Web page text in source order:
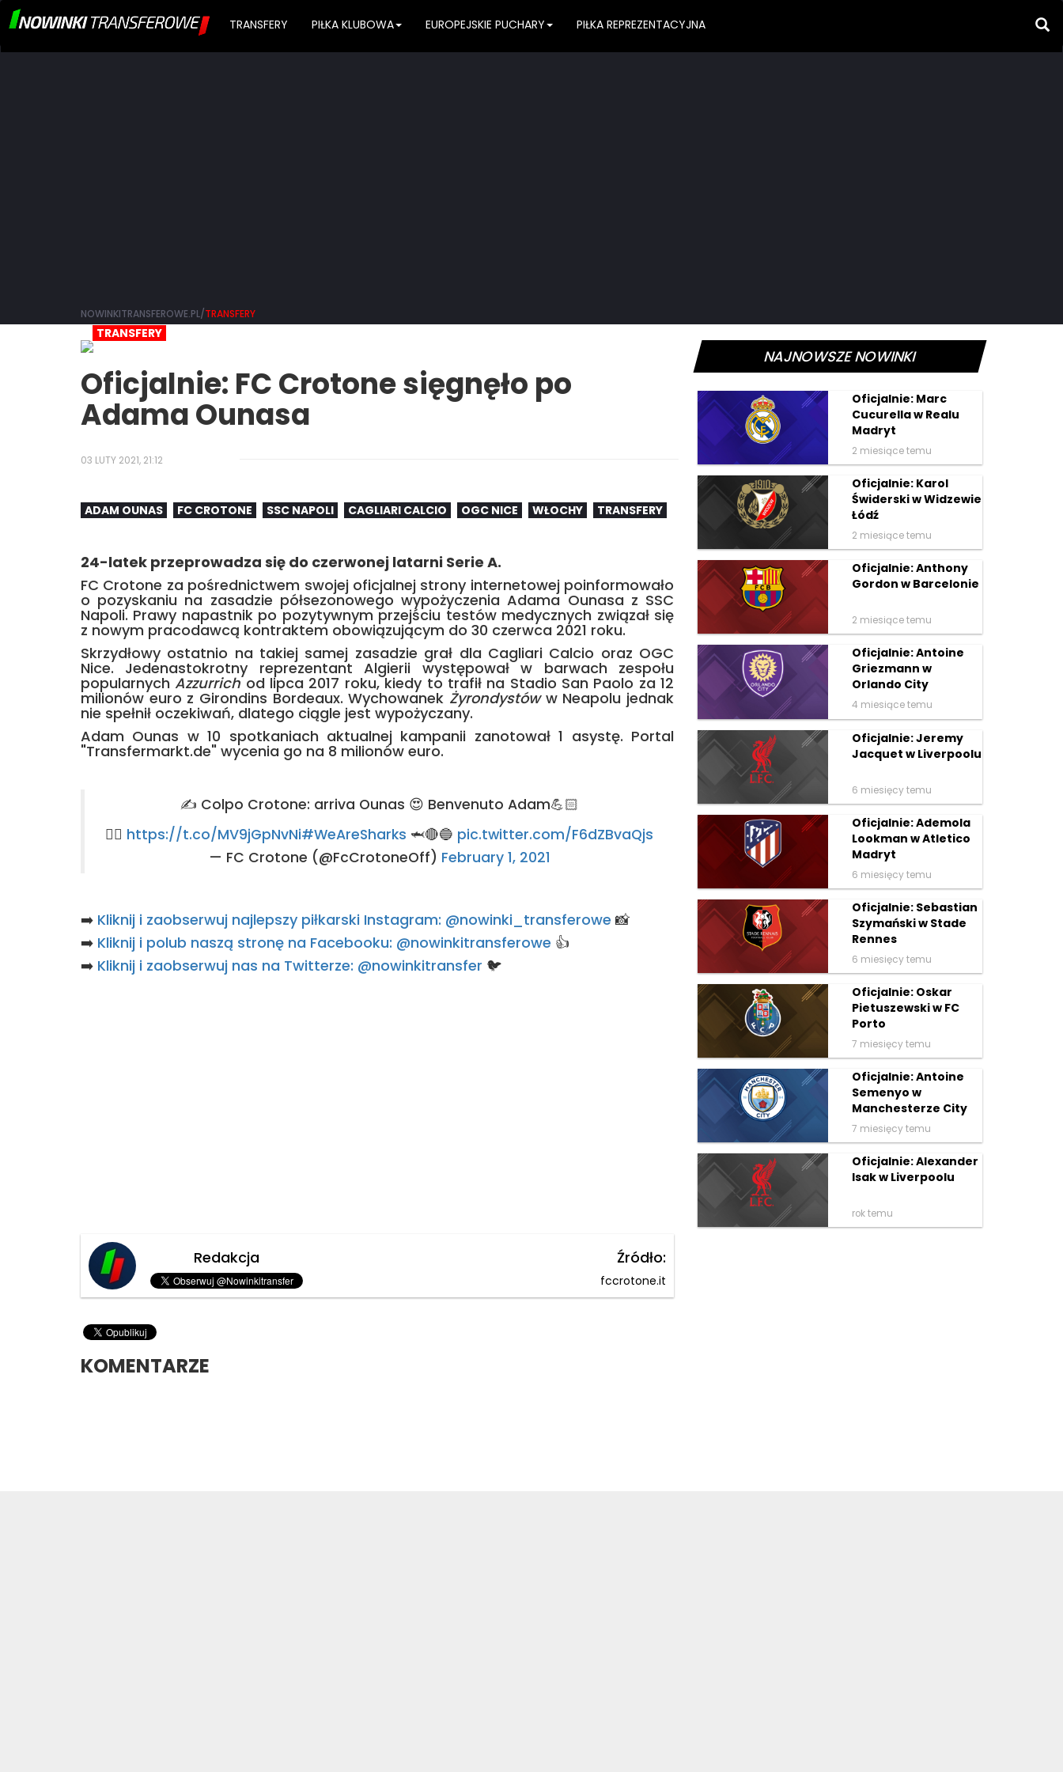
TRANSFERY PIŁKA KLUBOWA EUROPEJSKIE PUCHARY PIŁKA REPREZENTACYJNA
NOWINKITRANSFEROWE.PL/TRANSFERY
TRANSFERY
Oficjalnie: FC Crotone sięgnęło po
Adama Ounasa
03 LUTY 2021, 21:12
ADAM OUNAS FC CROTONE SSC NAPOLI CAGLIARI CALCIO OGC NICE WŁOCHY TRANSFERY
24-latek przeprowadza się do czerwonej latarni Serie A.
FC Crotone za pośrednictwem swojej oficjalnej strony internetowej poinformowało
o pozyskaniu na zasadzie półsezonowego wypożyczenia Adama Ounasa z SSC
Napoli. Prawy napastnik po pozytywnym przejściu testów medycznych związał się
z nowym pracodawcą kontraktem obowiązującym do 30 czerwca 2021 roku.
Skrzydłowy ostatnio na takiej samej zasadzie grał dla Cagliari Calcio oraz OGC
Nice. Jedenastokrotny reprezentant Algierii występował w barwach zespołu
popularnychAzzurrichod lipca 2017 roku, kiedy to trafił na Stadio San Paolo za 12
milionów euro z Girondins Bordeaux. Wychowanek Żyrondystóww Neapolu jednak
nie spełnił oczekiwań, dlatego ciągle jest wypożyczany.
Adam Ounas w 10 spotkaniach aktualnej kampanii zanotował 1 asystę. Portal
"Transfermarkt.de" wycenia go na 8 milionów euro.
✍️ Colpo Crotone: arriva Ounas 😍 Benvenuto Adam💪🏻
👉🏻 https://t.co/MV9jGpNvNi#WeAreSharks 🦈🔴🔵 pic.twitter.com/F6dZBvaQjs
— FC Crotone (@FcCrotoneOff) February 1, 2021
➡️ Kliknij i zaobserwuj najlepszy piłkarski Instagram: @nowinki_transferowe 📸
➡️ Kliknij i polub naszą stronę na Facebooku: @nowinkitransferowe 👍
➡️ Kliknij i zaobserwuj nas na Twitterze: @nowinkitransfer 🐦
Redakcja Źródło:
fccrotone.it
KOMENTARZE
NAJNOWSZE NOWINKI
Oficjalnie: Marc
Cucurella w Realu
Madryt
2 miesiące temu
Oficjalnie: Karol
Świderski w Widzewie
Łódź
2 miesiące temu
Oficjalnie: Anthony
Gordon w Barcelonie
2 miesiące temu
Oficjalnie: Antoine
Griezmann w
Orlando City
4 miesiące temu
Oficjalnie: Jeremy
Jacquet w Liverpoolu
6 miesięcy temu
Oficjalnie: Ademola
Lookman w Atletico
Madryt
6 miesięcy temu
Oficjalnie: Sebastian
Szymański w Stade
Rennes
6 miesięcy temu
Oficjalnie: Oskar
Pietuszewski w FC
Porto
7 miesięcy temu
Oficjalnie: Antoine
Semenyo w
Manchesterze City
7 miesięcy temu
Oficjalnie: Alexander
Isak w Liverpoolu
rok temu